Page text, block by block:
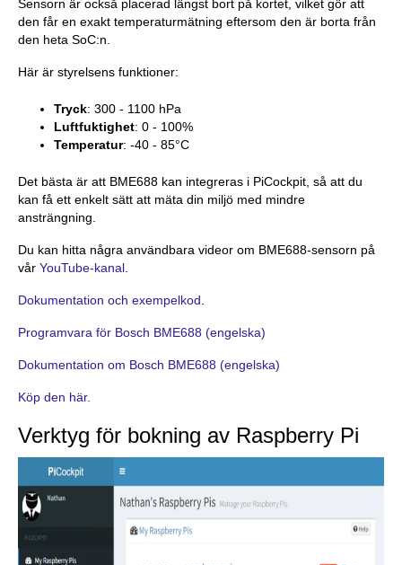
Sensorn är också placerad längst bort på kortet, vilket gör att
den får en exakt temperaturmätning eftersom den är borta från
den heta SoC:n.
Här är styrelsens funktioner:
Tryck: 300 - 1100 hPa
Luftfuktighet: 0 - 100%
Temperatur: -40 - 85°C
Det bästa är att BME688 kan integreras i PiCockpit, så att du
kan få ett enkelt sätt att mäta din miljö med mindre
ansträngning.
Du kan hitta några användbara videor om BME688-sensorn på
vår YouTube-kanal.
Dokumentation och exempelkod.
Programvara för Bosch BME688 (engelska)
Dokumentation om Bosch BME688 (engelska)
Köp den här.
Verktyg för bokning av Raspberry Pi